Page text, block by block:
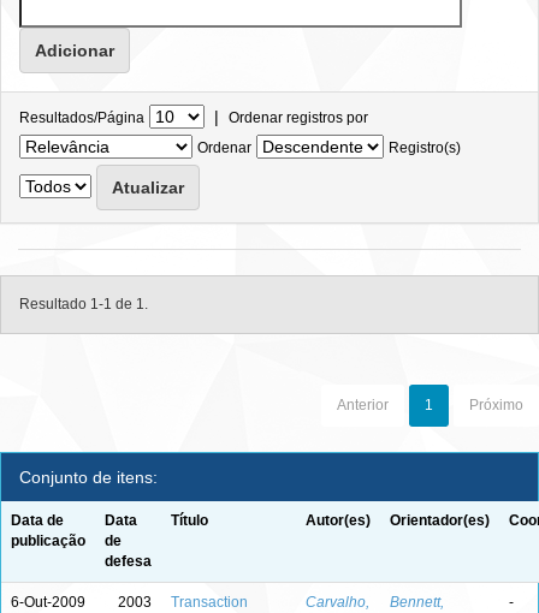
Resultados/Página | Ordenar registros por
Ordenar
Registro(s)
Resultado 1-1 de 1.
Anterior 1 Próximo
Conjunto de itens:
Data de
publicação
Data
de
defesa
Título Autor(es) Orientador(es)
6-Out-2009 2003
Transaction
Carvalho,
Bennett,
-